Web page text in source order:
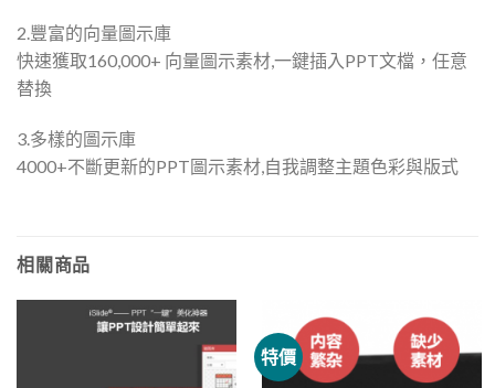
2.豐富的向量圖示庫
快速獲取160,000+ 向量圖示素材,一鍵插入PPT文檔，任意
替換
3.多樣的圖示庫
4000+不斷更新的PPT圖示素材,自我調整主題色彩與版式
相關商品
特價